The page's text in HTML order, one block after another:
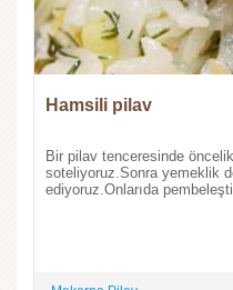
Hamsili pilav
Bir pilav tenceresinde
soteliyoruz.Sonra yemeklik
ediyoruz.Onlarıda